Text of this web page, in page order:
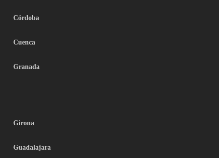
Córdoba
Cuenca
Granada
Girona
Guadalajara